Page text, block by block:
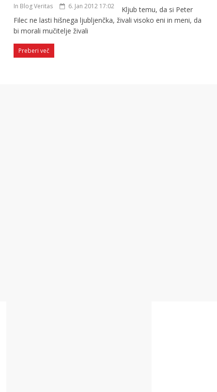
In Blog Veritas 6. Jan 2012 17:02
Kljub temu, da si Peter
Filec ne lasti hišnega ljubljenčka, živali visoko eni in meni, da
bi morali mučitelje živali
Preberi več